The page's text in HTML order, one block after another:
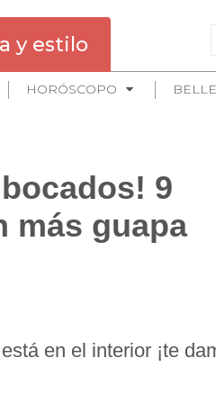
y estilo
HORÓSCOPO
9
más guapa
en el interior ¡te